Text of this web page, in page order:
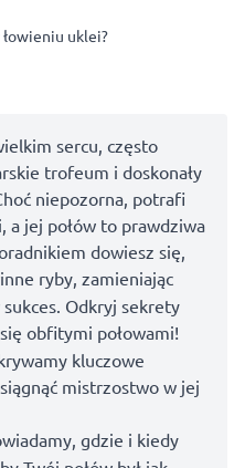
łowieniu uklei?
sercu, często
trofeum i doskonały
niepozorna, potrafi
a jej połów to prawdziwa
dowiesz się,
ryby, zamieniając
Odkryj sekrety
obfitymi połowami!
kluczowe
mistrzostwo w jej
gdzie i kiedy